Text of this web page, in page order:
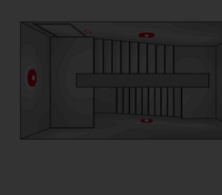
*Preise ohne Mehrwertsteuer